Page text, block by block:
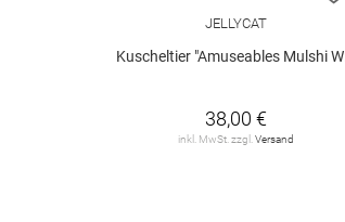
JELLYCAT
Kuscheltier "Amuseables Mulshi Woodland Floor"
38,00 €
inkl. MwSt. zzgl. Versand